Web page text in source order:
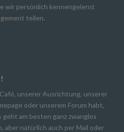
wir persönlich kennengelernt
teilen.
unserer Ausrichtung, unserer
oder unserem Forum habt,
geht am besten ganz zwanglos
aber natürlich auch per Mail oder